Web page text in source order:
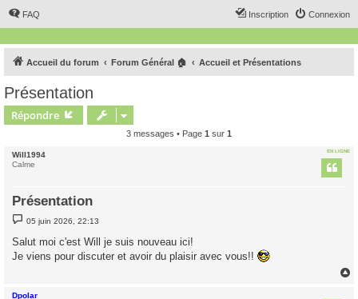
FAQ Connexion
Inscription
Accueil du forum Forum Général 🏠 Accueil et Présentations
Présentation
Répondre
3 messages • Page 1 sur 1
EN LIGNE
Will1994
Calme
Présentation
M
e
s
s
a
05 juin 2026, 22:13
Salut moi c'est Will je suis nouveau ici!
Je viens pour discuter et avoir du plaisir avec vous!!
Dpolar